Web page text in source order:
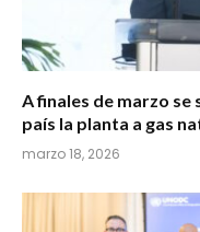
A finales de marzo
país la planta a gas
marzo 18, 2026